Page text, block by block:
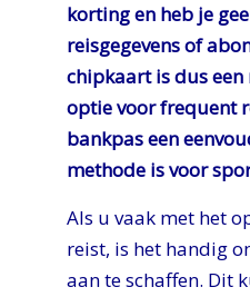
korting en heb je
reisgegevens of
chipkaart is dus een
optie voor frequent
bankpas een
methode is voor
Als u vaak met het
reist, is het handig
aan te schaffen. Dit